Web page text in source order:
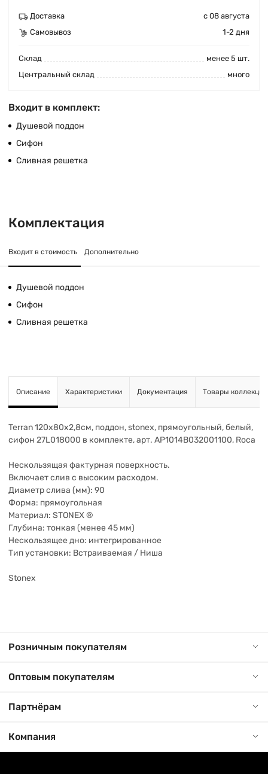
Доставка
с 08 августа
Самовывоз
1-2 дня
Cклад
менее 5 шт.
Центральный склад
много
Входит в комплект:
Душевой поддон
Сифон
Сливная решетка
Комплектация
Входит в стоимость Дополнительно
Душевой поддон
Сифон
Сливная решетка
Описание Характеристики Документация Товары коллекции
Terran 120х80х2,8см, поддон, stonex, прямоугольный, белый,
сифон 27L018000 в комплекте, арт. AP1014B032001100, Roca
Нескользящая фактурная поверхность.
Включает слив с высоким расходом.
Диаметр слива (мм): 90
Форма: прямоугольная
Материал: STONEX ®
Глубина: тонкая (менее 45 мм)
Нескользящее дно: интегрированное
Тип установки: Встраиваемая / Ниша
Stonex
Розничным покупателям
Оптовым покупателям
Партнёрам
Компания